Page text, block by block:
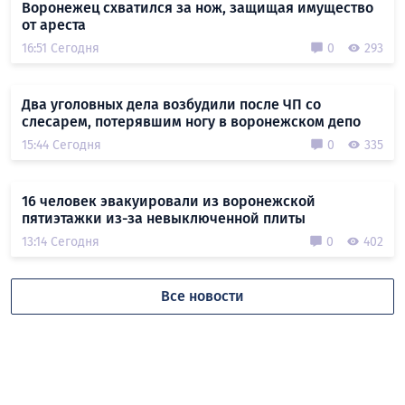
Воронежец схватился за нож, защищая имущество
от ареста
16:51 Сегодня 0 293
Два уголовных дела возбудили после ЧП со
слесарем, потерявшим ногу в воронежском депо
15:44 Сегодня 0 335
16 человек эвакуировали из воронежской
пятиэтажки из-за невыключенной плиты
13:14 Сегодня 0 402
Все новости